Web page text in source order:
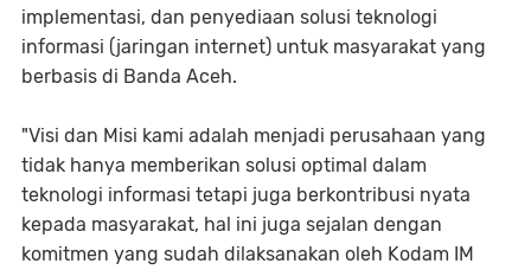
implementasi, dan penyediaan solusi teknologi
informasi (jaringan internet) untuk masyarakat yang
berbasis di Banda Aceh.
"Visi dan Misi kami adalah menjadi perusahaan yang
tidak hanya memberikan solusi optimal dalam
teknologi informasi tetapi juga berkontribusi nyata
kepada masyarakat, hal ini juga sejalan dengan
komitmen yang sudah dilaksanakan oleh Kodam IM